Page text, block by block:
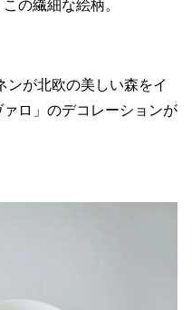
の繊細な絵柄。
が北欧の美しい森をイ
ロ」のデコレーションが